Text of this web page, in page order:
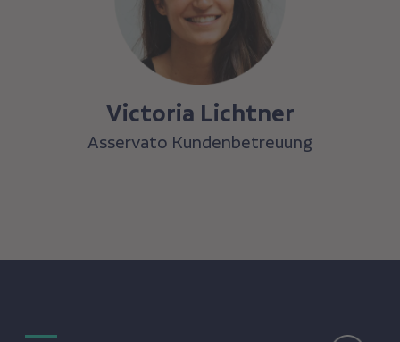
Victoria Lichtner
Asservato Kundenbetreuung